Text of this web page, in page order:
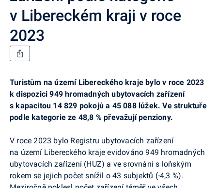
v Libereckém kraji v roce
2023
Turistům na území Libereckého kraje bylo v roce 2023
k dispozici 949 hromadných ubytovacích zařízení
s kapacitou 14 829 pokojů a 45 088 lůžek. Ve struktuře
podle kategorie ze 48,8 % převažují penziony.
V roce 2023 bylo Registru ubytovacích zařízení
na území Libereckého kraje evidováno 949 hromadných
ubytovacích zařízení (HUZ) a ve srovnání s loňským
rokem se jejich počet snížil o 43 subjektů (-4,3 %).